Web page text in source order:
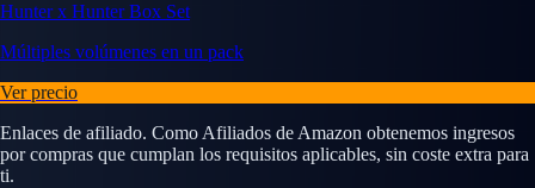
Hunter x Hunter Box Set
Múltiples volúmenes en un pack
Ver precio
Enlaces de afiliado. Como Afiliados de Amazon obtenemos ingresos
por compras que cumplan los requisitos aplicables, sin coste extra para
ti.